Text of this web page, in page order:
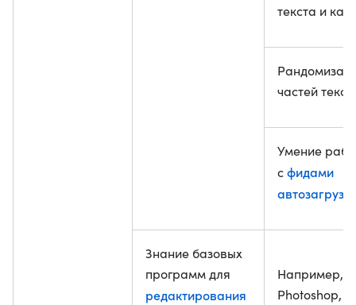
текста и
частей
Умение
сфидами
Знание базовых
программ для
редактирования
Например,
Photoshop,